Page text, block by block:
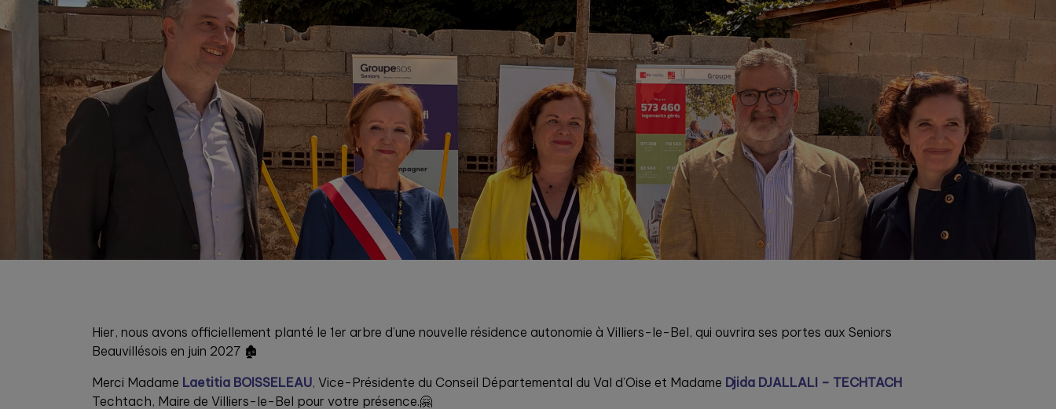
Hier, nous avons officiellement planté le 1er arbre d’une nouvelle résidence autonomie à Villiers-le-Bel, qui ouvrira ses portes aux Seniors
Beauvillésois en juin 2027 🏚️
Merci Madame Laetitia BOISSELEAU, Vice-Présidente du Conseil Départemental du Val d’Oise et Madame Djida DJALLALI – TECHTACH
Techtach, Maire de Villiers-le-Bel pour votre présence.🤗